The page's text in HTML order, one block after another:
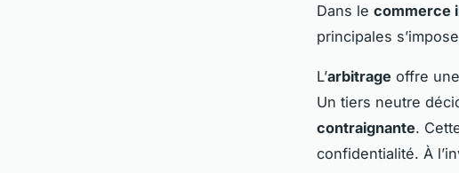
Dans le commerce
principales
L’arbitrage offre
Un tiers neutre
contraignante.
confidentialité. À